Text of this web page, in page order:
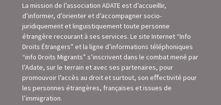
La mission de l’association ADATE est d’accueillir,
d’informer, d’orienter et d’accompagner socio-
juridiquement et linguistiquement toute personne
étrangère recourant à ses services. Le site Internet “Info
Droits Étrangers” et la ligne d’informations téléphoniques
“info Droits Migrants” s’inscrivent dans le combat mené par
l’Adate, sur le terrain et avec ses partenaires, pour
promouvoir l’accès au droit et surtout, son eﬀectivité pour
les personnes étrangères, françaises et issues de
l’immigration.